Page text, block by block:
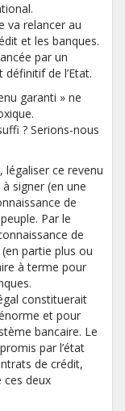
va relancer au
et les banques.
par un
de l’Etat.
garanti » ne
? Serions-nous
légaliser ce revenu
signer (en une
de
Par le
de
partie plus ou
à terme pour
constituerait
et pour
bancaire. Le
par l’état
de crédit,
ces deux